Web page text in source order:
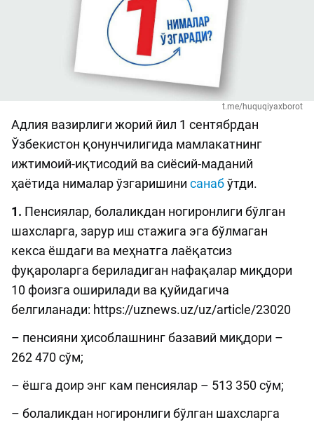
t.me/huquqiyaxborot
Адлия вазирлиги жорий йил 1 сентябрдан
Ўзбекистон қонунчилигида мамлакатнинг
ижтимоий-иқтисодий ва сиёсий-маданий
ҳаётида нималар ўзгаришини санабўтди.
1. Пенсиялар, болаликдан ногиронлиги бўлган
шахсларга, зарур иш стажига эга бўлмаган
кекса ёшдаги ва меҳнатга лаёқатсиз
фуқароларга бериладиган нафақалар миқдори
10 фоизга оширилади ва қуйидагича
белгиланади: https://uznews.uz/uz/article/23020
– пенсияни ҳисоблашнинг базавий миқдори –
262 470 сўм;
– ёшга доир энг кам пенсиялар – 513 350 сўм;
– болаликдан ногиронлиги бўлган шахсларга